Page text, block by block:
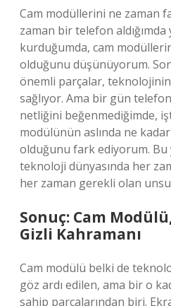
Cam modüllerini ne zaman
zaman bir telefon
kurduğumda, cam
olduğunu düşünüyorum.
önemli parçalar, teknolojinin
sağlıyor. Ama bir gün
netliğini beğenmediğimde,
modülünün aslında ne
olduğunu fark ediyorum. Bu
teknoloji dünyasında her
her zaman gerekli olan
Sonuç: Cam
Gizli Kahramanı
Cam modülü belki de
göz ardı edilen, ama bir o
sahip parçalarından biri.